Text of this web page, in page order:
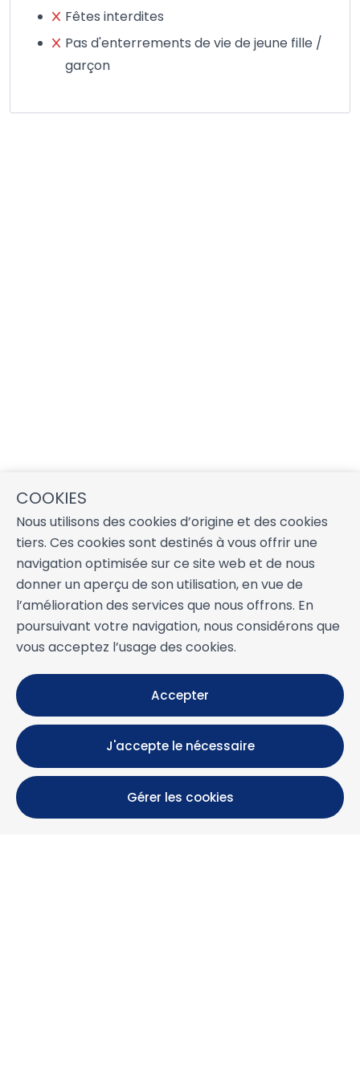
COOKIES
Nous utilisons des cookies d’origine et des cookies
tiers. Ces cookies sont destinés à vous offrir une
navigation optimisée sur ce site web et de nous
donner un aperçu de son utilisation, en vue de
l’amélioration des services que nous offrons. En
poursuivant votre navigation, nous considérons que
vous acceptez l’usage des cookies.
Accepter
J'accepte le nécessaire
Gérer les cookies
Fêtes interdites
Pas d'enterrements de vie de jeune fille /
garçon